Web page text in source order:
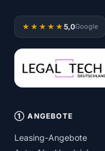
★★★★★ 5,0Google
① ANGEBOTE
Leasing-Angebote